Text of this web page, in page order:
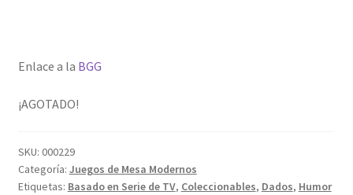
Enlace a la BGG
¡AGOTADO!
SKU: 000229
Categoría: Juegos de Mesa Modernos
Etiquetas: Basado en Serie de TV, Coleccionables, Dados, Humor